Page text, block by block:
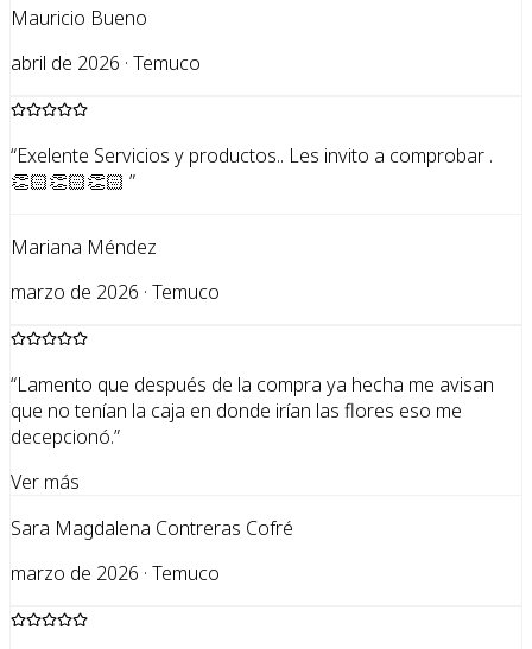
Mauricio Bueno
abril de 2026 · Temuco
“Exelente Servicios y productos.. Les invito a comprobar .
👏🏻👏🏻👏🏻 ”
Mariana Méndez
marzo de 2026 · Temuco
“Lamento que después de la compra ya hecha me avisan
que no tenían la caja en donde irían las flores eso me
decepcionó.”
Ver más
Sara Magdalena Contreras Cofré
marzo de 2026 · Temuco